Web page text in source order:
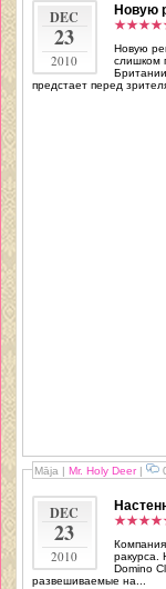
DEC
23
2010
Новую
Новую
слишком
Британии.
предстает перед
Māja | Mr. Holy Deer|
DEC
23
2010
ракурса.
Domino
развешиваемые на...